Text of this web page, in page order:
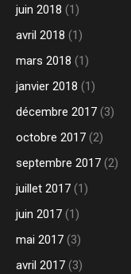
juin 2018 (1)
avril 2018 (1)
mars 2018 (1)
janvier 2018 (1)
décembre 2017 (3)
octobre 2017 (2)
septembre 2017 (2)
juillet 2017 (1)
juin 2017 (1)
mai 2017 (3)
avril 2017 (3)